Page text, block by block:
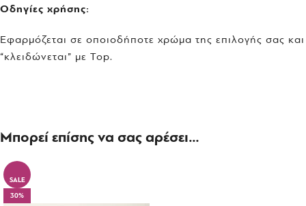
Οδηγίες χρήσης:
Εφαρμόζεται σε οποιοδήποτε χρώμα της επιλογής σας και
“κλειδώνεται” με Top.
Μπορεί επίσης να σας αρέσει…
SALE
30%